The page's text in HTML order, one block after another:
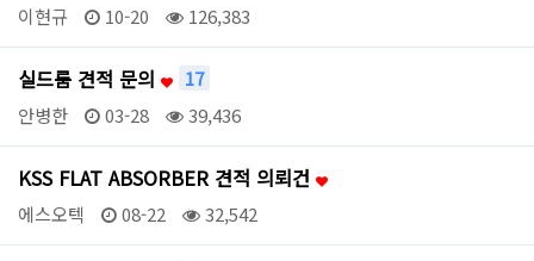
이현규
10-20 126,383
실드룸 견적 문의
17
안병한
03-28 39,436
KSS FLAT ABSORBER 견적 의뢰건
에스오텍 08-22 32,542